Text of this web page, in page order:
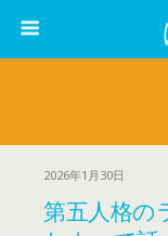
2026年1月30日
第五人格の